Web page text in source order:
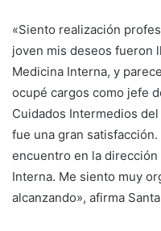
«Siento realización
joven mis deseos fueron
Medicina Interna, y
ocupé cargos como jefe
Cuidados Intermedios
fue una gran
encuentro en la
Interna. Me siento muy
alcanzando», afirma